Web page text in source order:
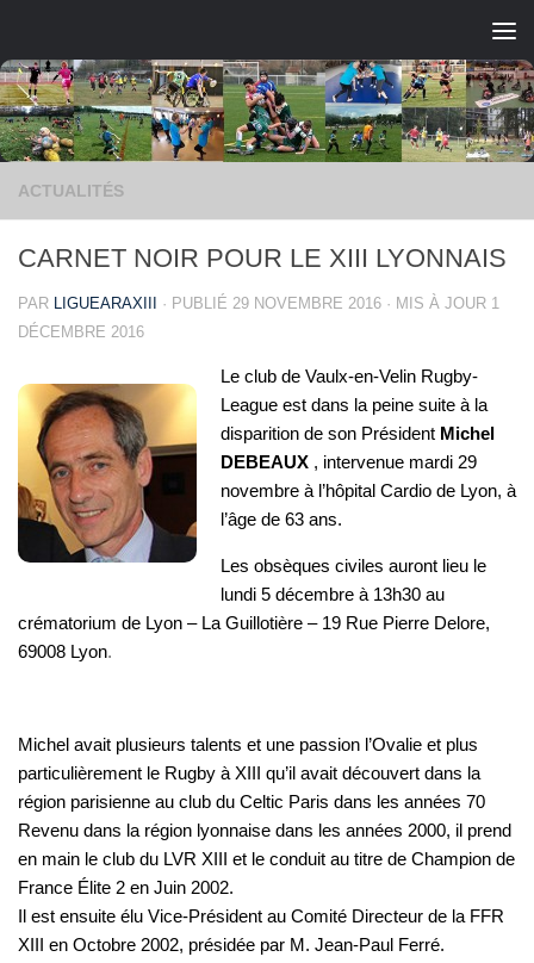
ACTUALITÉS
CARNET NOIR POUR LE XIII LYONNAIS
PAR LIGUEARAXIII · PUBLIÉ 29 NOVEMBRE 2016 · MIS À JOUR 1
DÉCEMBRE 2016
Le club de Vaulx-en-Velin Rugby-
League est dans la peine suite à la
disparition de son Président Michel
DEBEAUX , intervenue mardi 29
novembre à l’hôpital Cardio de Lyon, à
l’âge de 63 ans.
Les obsèques civiles auront lieu le
lundi 5 décembre à 13h30 au
crématorium de Lyon – La Guillotière – 19 Rue Pierre Delore,
69008 Lyon.
Michel avait plusieurs talents et une passion l’Ovalie et plus
particulièrement le Rugby à XIII qu’il avait découvert dans la
région parisienne au club du Celtic Paris dans les années 70
Revenu dans la région lyonnaise dans les années 2000, il prend
en main le club du LVR XIII et le conduit au titre de Champion de
France Élite 2 en Juin 2002.
Il est ensuite élu Vice-Président au Comité Directeur de la FFR
XIII en Octobre 2002, présidée par M. Jean-Paul Ferré.